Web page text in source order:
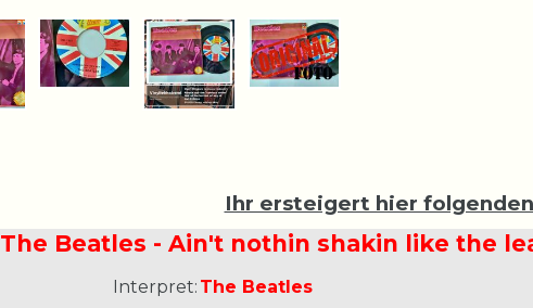
Ihr ersteigert hier
The Beatles - Ain't nothin shakin like the
Interpret: The Beatles